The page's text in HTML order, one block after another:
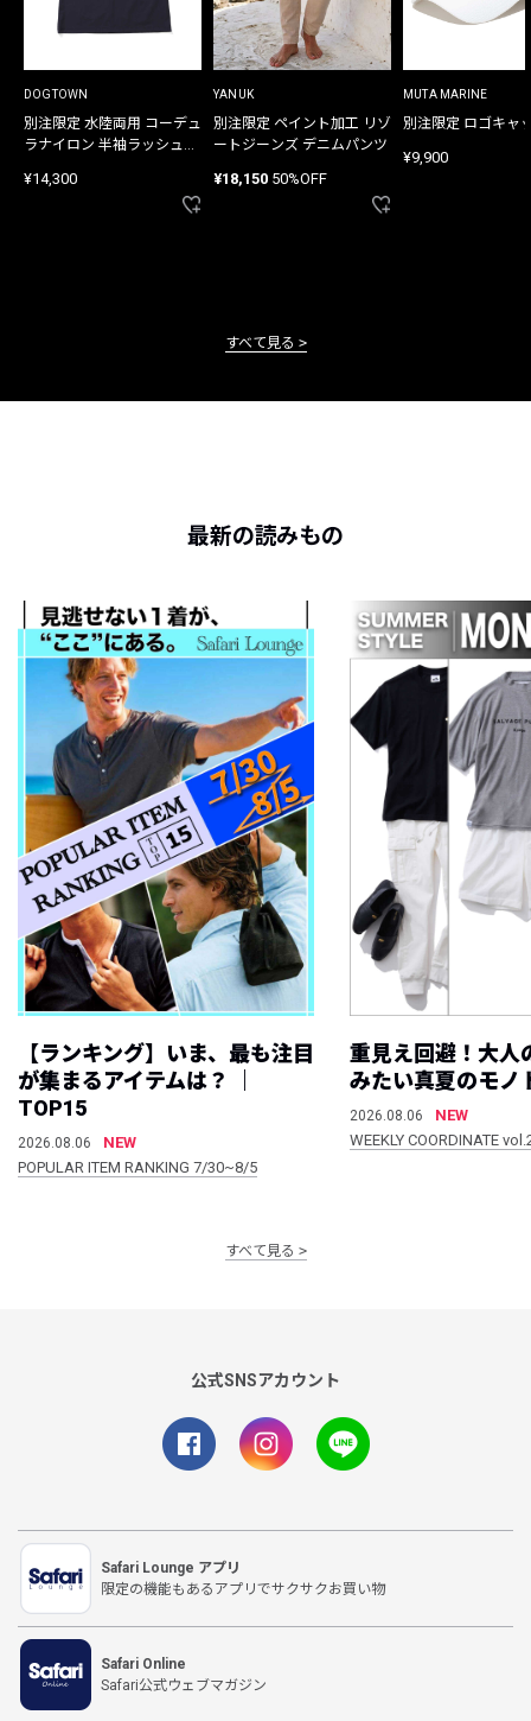
DOGTOWN
別注限定 水陸両用 コーデュ
ラナイロン 半袖ラッシュガ
¥14,300
YANUK
別注限定 ペイント加工 リゾ
ートジーンズ デニムパンツ
¥18,150 50%OFF
MUTA MARINE
別注限定 ロゴキャ
¥9,900
すべて見る
最新の読みもの
【ランキング】いま、最も注目
が集まるアイテムは？ ｜
TOP15
2026.08.06
NEW
POPULAR ITEM RANKING 7/30~8/5
重見え回避！大人
みたい真夏のモノ
2026.08.06
NEW
WEEKLY COORDINATE
すべて見る
公式SNSアカウント
Safari Lounge アプリ
限定の機能もあるアプリでサクサクお買い物
Safari Online
Safari公式ウェブマガジン